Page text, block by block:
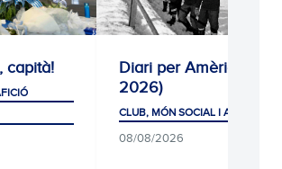
Diari per Amèrica (1926-
2026)
CLUB, MÓN SOCIAL I AFICIÓ